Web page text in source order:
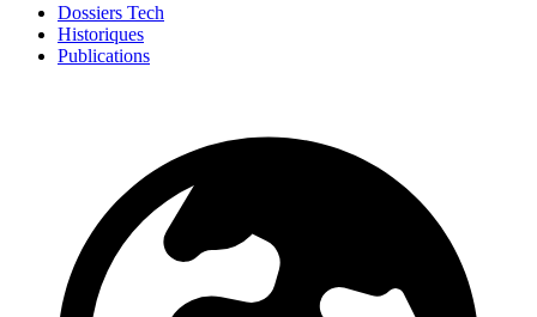
Dossiers Tech
Historiques
Publications